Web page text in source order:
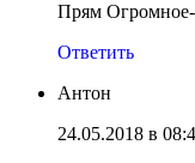
Прям
Ответить
Антон
24.05.2018 в